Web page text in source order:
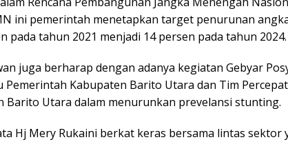
ini pemerintah menetapkan target penurunan
pada tahun 2021 menjadi 14 persen pada tahun 2024.
juga berharap dengan adanya kegiatan Gebyar
Pemerintah Kabupaten Barito Utara dan Tim
Barito Utara dalam menurunkan prevelansi stunting.
Hj Mery Rukaini berkat keras bersama lintas sektor